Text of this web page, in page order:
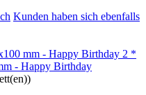
Kunden haben sich ebenfalls
2 *
- Happy Birthday